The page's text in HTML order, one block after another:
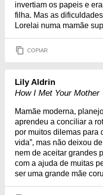
invertiam os papeis e
filha. Mas as
Lorelai numa mamãe
COPIAR
Lily Aldrin
How I Met Your Mother
Mamãe moderna,
aprendeu a conciliar a
por muitos dilemas para
vida”, mas não deixou
nem de aceitar grandes
com a ajuda de muitas
ser uma grande mãe